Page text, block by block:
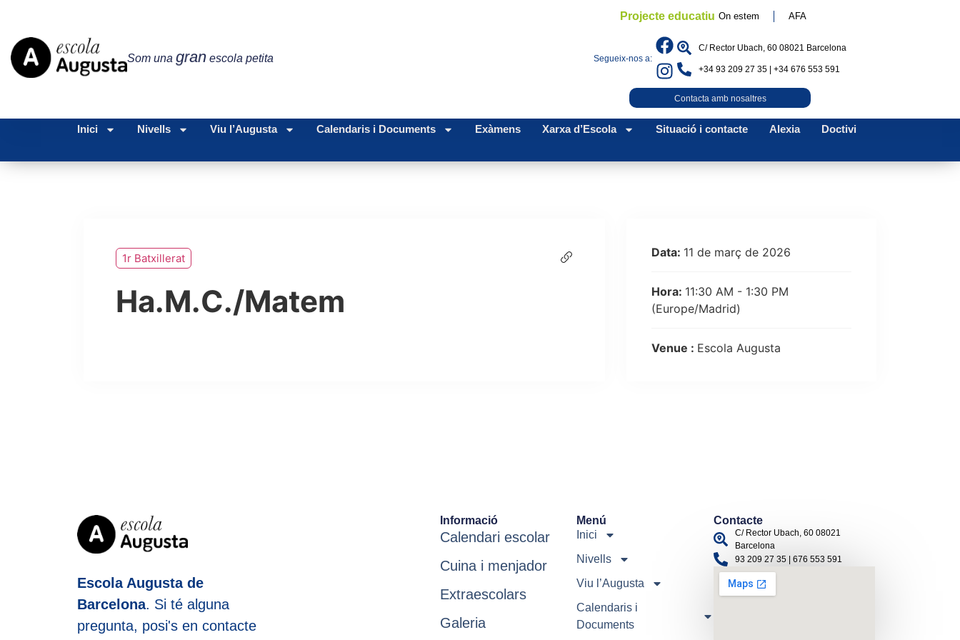
Som una gran escola petita
Projecte educatiu On estem AFA
Segueix-nos a:
C/ Rector Ubach, 60 08021 Barcelona
+34 93 209 27 35 | +34 676 553 591
Contacta amb nosaltres
Inici Nivells Viu l’Augusta Calendaris i Documents Exàmens Xarxa d’Escola Situació i contacte Alexia Doctivi
1r Batxillerat
Ha.M.C./Matem
Data: 11 de març de 2026
Hora: 11:30 AM - 1:30 PM
(Europe/Madrid)
Venue : Escola Augusta
Escola Augusta de
Barcelona. Si té alguna
pregunta, posi's en contacte
Informació
Calendari escolar
Cuina i menjador
Extraescolars
Galeria
Menú
Inici
Nivells
Viu l’Augusta
Calendaris i
Documents
Contacte
C/ Rector Ubach, 60 08021
Barcelona
93 209 27 35 | 676 553 591